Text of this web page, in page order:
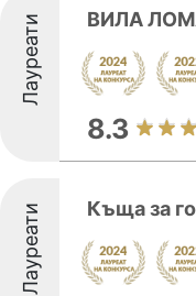
Лауреати ВИЛА
8.3
Лауреати Къща за